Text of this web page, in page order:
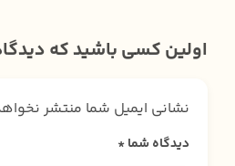
اولین کسی باشید که
نشانی ایمیل شما منتشر
دیدگاه شما*